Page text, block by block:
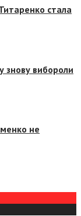
стала
знову вибороли
не